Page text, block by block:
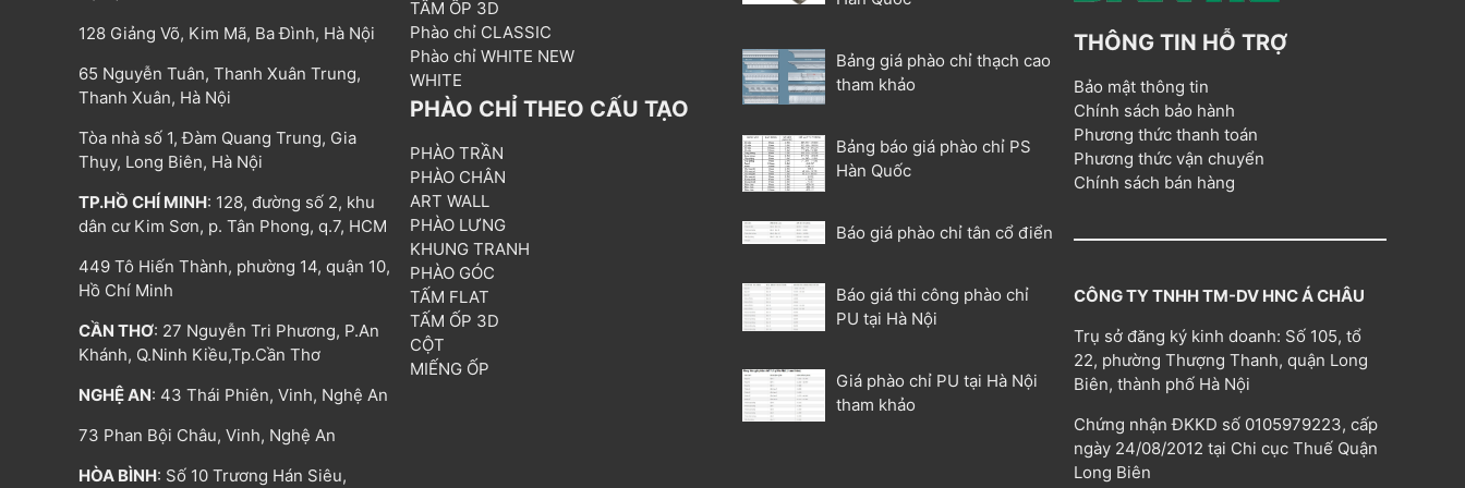
128 Giảng Võ, Kim Mã, Ba Đình, Hà Nội
65 Nguyễn Tuân, Thanh Xuân Trung,
Thanh Xuân, Hà Nội
Tòa nhà số 1, Đàm Quang Trung, Gia
Thụy, Long Biên, Hà Nội
TP.HỒ CHÍ MINH: 128, đường số 2, khu
dân cư Kim Sơn, p. Tân Phong, q.7, HCM
449 Tô Hiến Thành, phường 14, quận 10,
Hồ Chí Minh
CẦN THƠ: 27 Nguyễn Tri Phương, P.An
Khánh, Q.Ninh Kiều,Tp.Cần Thơ
NGHỆ AN: 43 Thái Phiên, Vinh, Nghệ An
73 Phan Bội Châu, Vinh, Nghệ An
HÒA BÌNH: Số 10 Trương Hán Siêu,
TẤM ỐP 3D
Phào chỉ CLASSIC
Phào chỉ WHITE NEW
WHITE
PHÀO CHỈ THEO CẤU TẠO
PHÀO TRẦN
PHÀO CHÂN
ART WALL
PHÀO LƯNG
KHUNG TRANH
PHÀO GÓC
TẤM FLAT
TẤM ỐP 3D
CỘT
MIẾNG ỐP
Bảng giá phào chỉ thạch cao
tham khảo
Bảng báo giá phào chỉ PS
Hàn Quốc
Báo giá phào chỉ tân cổ điển
Báo giá thi công phào chỉ
PU tại Hà Nội
Giá phào chỉ PU tại Hà Nội
tham khảo
THÔNG TIN HỖ TRỢ
Bảo mật thông tin
Chính sách bảo hành
Phương thức thanh toán
Phương thức vận chuyển
Chính sách bán hàng
CÔNG TY TNHH TM-DV HNC Á CHÂU
Trụ sở đăng ký kinh doanh: Số 105, tổ
22, phường Thượng Thanh, quận Long
Biên, thành phố Hà Nội
Chứng nhận ĐKKD số 0105979223, cấp
ngày 24/08/2012 tại Chi cục Thuế Quận
Long Biên